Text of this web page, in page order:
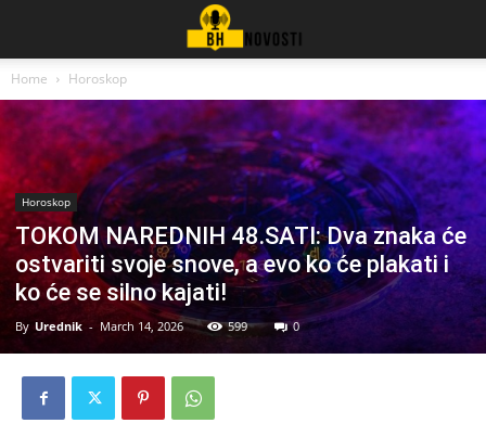
Home Horoskop
Horoskop
TOKOM NAREDNIH 48.SATI: Dva znaka će
ostvariti svoje snove, a evo ko će plakati i
ko će se silno kajati!
By Urednik - March 14, 2026 599 0